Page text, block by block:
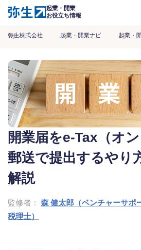
起業・開業
お役立ち情報
弥生株式会社 起業・開業ナビ 起業・
開業届をe-Tax（オ
郵送で提出するやり
解説
監修者： 森 健太郎（ベンチャーサポ
税理士）